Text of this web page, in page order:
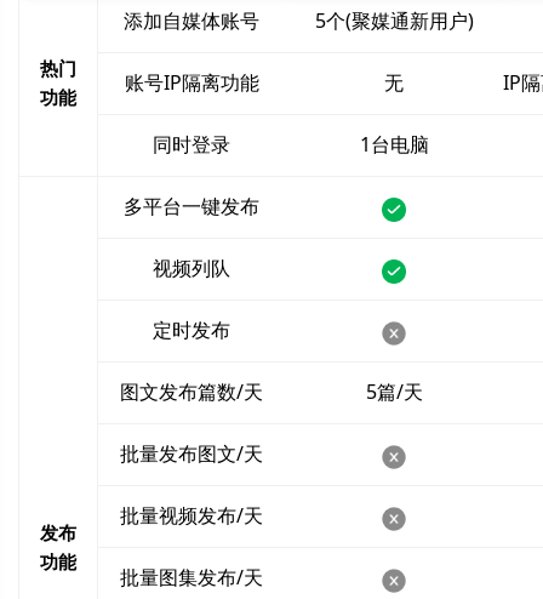
热门
功能
添加自媒体账号 5个(聚媒通新用户)
账号IP隔离功能 无 IP
同时登录 1台电脑
发布
功能
多平台一键发布
视频列队
定时发布
图文发布篇数/天 5篇/天
批量发布图文/天
批量视频发布/天
批量图集发布/天